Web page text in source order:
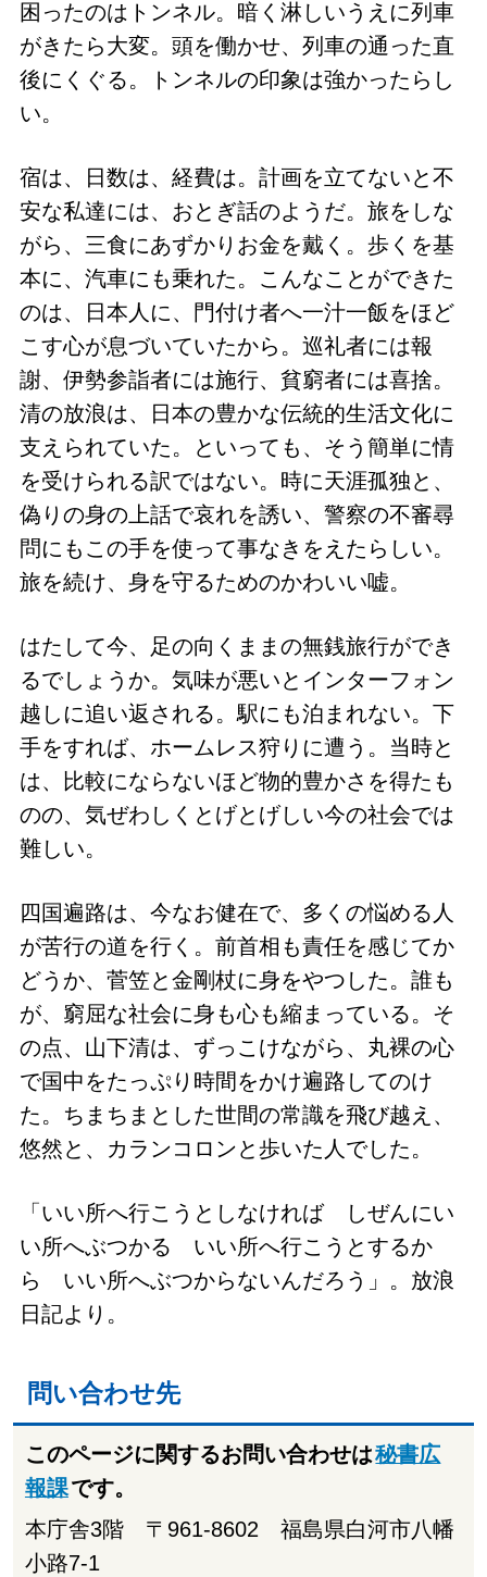
困ったのはトンネル。暗く淋しいうえに列車
がきたら大変。頭を働かせ、列車の通った直
後にくぐる。トンネルの印象は強かったらし
い。
宿は、日数は、経費は。計画を立てないと不
安な私達には、おとぎ話のようだ。旅をしな
がら、三食にあずかりお金を戴く。歩くを基
本に、汽車にも乗れた。こんなことができた
のは、日本人に、門付け者へ一汁一飯をほど
こす心が息づいていたから。巡礼者には報
謝、伊勢参詣者には施行、貧窮者には喜捨。
清の放浪は、日本の豊かな伝統的生活文化に
支えられていた。といっても、そう簡単に情
を受けられる訳ではない。時に天涯孤独と、
偽りの身の上話で哀れを誘い、警察の不審尋
問にもこの手を使って事なきをえたらしい。
旅を続け、身を守るためのかわいい嘘。
はたして今、足の向くままの無銭旅行ができ
るでしょうか。気味が悪いとインターフォン
越しに追い返される。駅にも泊まれない。下
手をすれば、ホームレス狩りに遭う。当時と
は、比較にならないほど物的豊かさを得たも
のの、気ぜわしくとげとげしい今の社会では
難しい。
四国遍路は、今なお健在で、多くの悩める人
が苦行の道を行く。前首相も責任を感じてか
どうか、菅笠と金剛杖に身をやつした。誰も
が、窮屈な社会に身も心も縮まっている。そ
の点、山下清は、ずっこけながら、丸裸の心
で国中をたっぷり時間をかけ遍路してのけ
た。ちまちまとした世間の常識を飛び越え、
悠然と、カランコロンと歩いた人でした。
「いい所へ行こうとしなければ しぜんにい
い所へぶつかる いい所へ行こうとするか
ら いい所へぶつからないんだろう」。放浪
日記より。
問い合わせ先
このページに関するお問い合わせは秘書広
報課です。
本庁舎3階 〒961-8602 福島県白河市八幡
小路7-1